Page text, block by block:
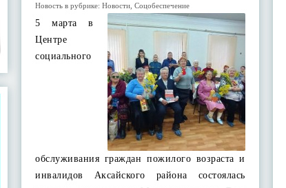
Новость в рубрике:Новости ,Соцобеспечение
5 марта в
Центре
социального
обслуживания граждан пожилого возраста и
инвалидов Аксайского района состоялась